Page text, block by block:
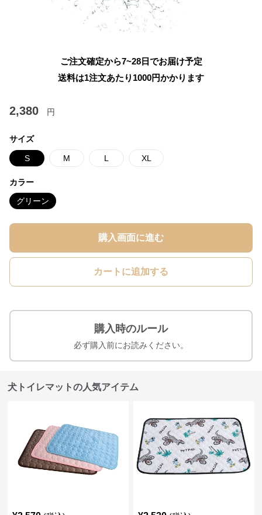
ご注文確定から7~28日でお届け予定
送料は1注文あたり 1000円かかります
2,380 円
サイズ
S M L XL
カラー
グリーン
購入画面に進む
カートに追加する
購入時のルール
必ず購入前にお読みください。
犬トイレマットの人気アイテム